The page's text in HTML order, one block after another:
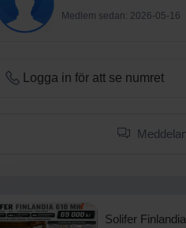
Medlem sedan: 2026-05-16
Logga in för att se numret
Solifer